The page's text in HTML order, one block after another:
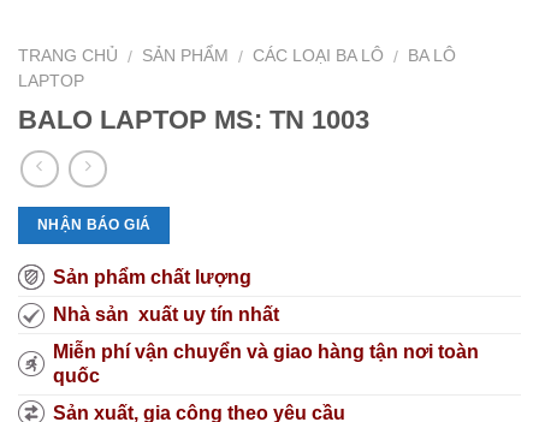
TRANG CHỦ / SẢN PHẨM / CÁC LOẠI BA LÔ /
BA LÔ
LAPTOP
BALO LAPTOP MS: TN 1003
NHẬN BÁO GIÁ
Sản phẩm chất lượng
Nhà sản xuất uy tín nhất
Miễn phí vận chuyển và giao hàng tận nơi toàn
quốc
Sản xuất, gia công theo yêu cầu